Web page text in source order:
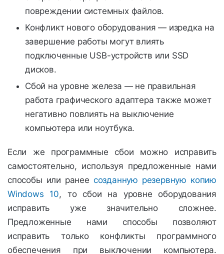
повреждении системных файлов.
Конфликт нового оборудования — изредка на
завершение работы могут влиять
подключенные USB-устройств или SSD
дисков.
Сбой на уровне железа — не правильная
работа графического адаптера также может
негативно повлиять на выключение
компьютера или ноутбука.
Если же программные сбои можно исправить
самостоятельно, используя предложенные нами
способы или ранее созданную резервную копию
Windows 10, то сбои на уровне оборудования
исправить уже значительно сложнее.
Предложенные нами способы позволяют
исправить только конфликты программного
обеспечения при выключении компьютера.